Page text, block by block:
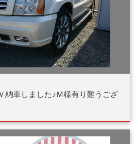
納車しました♪Ｍ様有り難うござ